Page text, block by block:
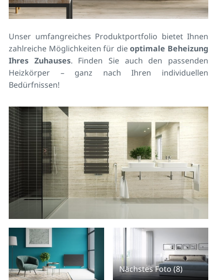
Unser umfangreiches Produktportfolio bietet Ihnen
zahlreiche Möglichkeiten für dieoptimale Beheizung
Ihres Zuhauses. Finden Sie auch den passenden
Heizkörper – ganz nach Ihren individuellen
Bedürfnissen!
Nächstes Foto (8)